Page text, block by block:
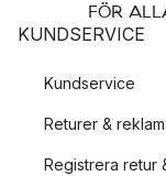
FÖR
KUNDSERVICE
Kundservice
Returer &
Registrera retur